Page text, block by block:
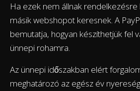
Ha ezek nem állnak
másik webshopot keresnek. A
bemutatja, hogyan készíthetjük fel
ünnepi rohamra.
Az ünnepi időszakban elért
meghatározó az egész év